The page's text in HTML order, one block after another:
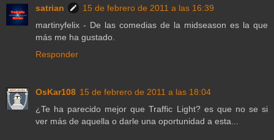
satrian
15 de febrero de 2011 a las 16:39
martinyfelix - De las comedias de la midseason es la que
más me ha gustado.
Responder
OsKar108 15 de febrero de 2011 a las 18:04
¿Te ha parecido mejor que Traffic Light? es que no se si
ver más de aquella o darle una oportunidad a esta...